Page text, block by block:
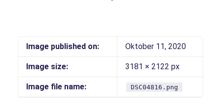
Image published on: Oktober 11, 2020
Image size: 3181 × 2122 px
Image file name: DSC04816.png